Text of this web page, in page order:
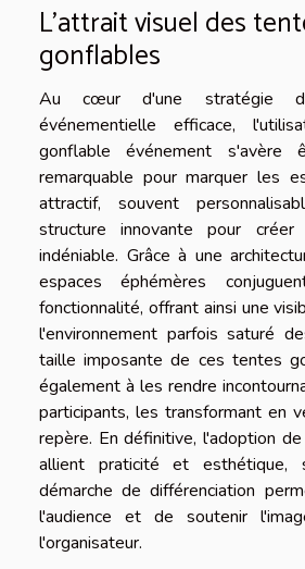
L'attrait visuel des
gonflables
Au cœur d'une stratégie de
événementielle efficace,
gonflable événement s'avère
remarquable pour marquer les
attractif, souvent
structure innovante pour
indéniable. Grâce à une
espaces éphémères
fonctionnalité, offrant ainsi une
l'environnement parfois saturé
taille imposante de ces tentes
également à les rendre
participants, les transformant en
repère. En définitive, l'adoption
allient praticité et esthétique,
démarche de différenciation
l'audience et de soutenir
l'organisateur.